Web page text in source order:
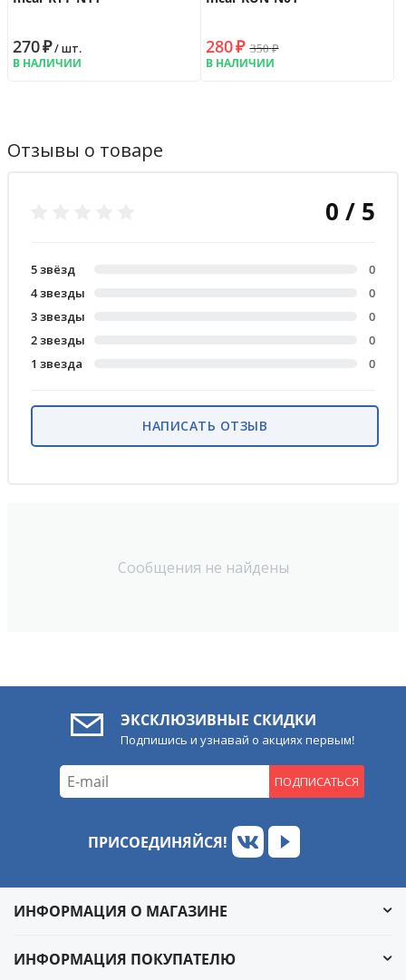
270₽/ шт.
В НАЛИЧИИ
280₽ 350₽
В НАЛИЧИИ
Отзывы о товаре
Сообщения не найдены
0 / 5
5 звёзд
0
4 звезды
0
3 звезды
0
2 звезды
0
1 звезда
0
НАПИСАТЬ ОТЗЫВ
ЭКСКЛЮЗИВНЫЕ СКИДКИ
Подпишись и узнавай о акциях первым!
ПОДПИСАТЬСЯ
ПРИСОЕДИНЯЙСЯ!
ИНФОРМАЦИЯ О МАГАЗИНЕ
ИНФОРМАЦИЯ ПОКУПАТЕЛЮ